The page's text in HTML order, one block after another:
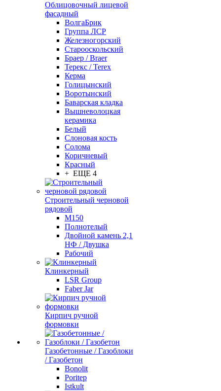
Облицовочный лицевой
фасадный
ВолгаБрик
Группа ЛСР
Железногорский
Старооскольский
Браер / Braer
Терекс / Terex
Керма
Голицынский
Воротынский
Баварская кладка
Вышневолоцкая
керамика
Белый
Слоновая кость
Солома
Коричневый
Красный
+ ЕЩЕ 4
Строительный черновой
рядовой
М150
Полнотелый
Двойной камень 2,1
НФ / Двушка
Рабочий
Клинкерный
LSR Group
Faber Jar
Кирпич ручной
формовки
Газобетонные / Газоблоки
/ Газобетон
Bonolit
Poritep
Istkult